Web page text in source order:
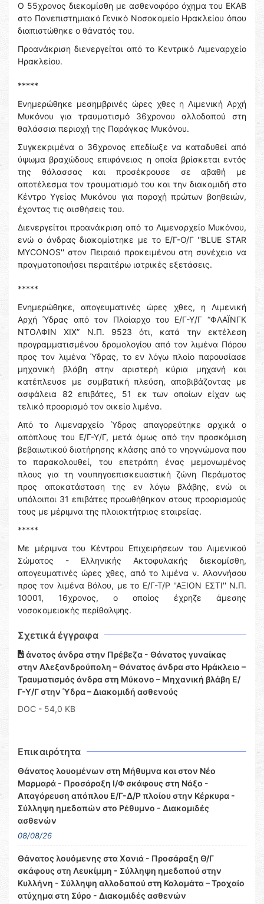
Ο 55χρονος διεκομίσθη με ασθενοφόρο όχημα του ΕΚΑΒ
στο Πανεπιστημιακό Γενικό Νοσοκομείο Ηρακλείου όπου
διαπιστώθηκε ο θάνατός του.
Προανάκριση διενεργείται από το Κεντρικό Λιμεναρχείο
Ηρακλείου.
*****
Ενημερώθηκε μεσημβρινές ώρες χθες η Λιμενική Αρχή
Μυκόνου για τραυματισμό 36χρονου αλλοδαπού στη
θαλάσσια περιοχή της Παράγκας Μυκόνου.
Συγκεκριμένα ο 36χρονος επεδίωξε να καταδυθεί από
ύψωμα βραχώδους επιφάνειας η οποία βρίσκεται εντός
της θάλασσας και προσέκρουσε σε αβαθή με
αποτέλεσμα τον τραυματισμό του και την διακομιδή στο
Κέντρο Υγείας Μυκόνου για παροχή πρώτων βοηθειών,
έχοντας τις αισθήσεις του.
Διενεργείται προανάκριση από το Λιμεναρχείο Μυκόνου,
ενώ ο άνδρας διακομίστηκε με το Ε/Γ-Ο/Γ ''BLUE STAR
MYCONOS'' στον Πειραιά προκειμένου στη συνέχεια να
πραγματοποιήσει περαιτέρω ιατρικές εξετάσεις.
*****
Ενημερώθηκε, απογευματινές ώρες χθες, η Λιμενική
Αρχή Ύδρας από τον Πλοίαρχο του Ε/Γ-Υ/Γ “ΦΛΑΪΝΓΚ
ΝΤΟΛΦΙΝ ΧΙΧ” Ν.Π. 9523 ότι, κατά την εκτέλεση
προγραμματισμένου δρομολογίου από τον λιμένα Πόρου
προς τον λιμένα Ύδρας, το εν λόγω πλοίο παρουσίασε
μηχανική βλάβη στην αριστερή κύρια μηχανή και
κατέπλευσε με συμβατική πλεύση, αποβιβάζοντας με
ασφάλεια 82 επιβάτες, 51 εκ των οποίων είχαν ως
τελικό προορισμό τον οικείο λιμένα.
Από το Λιμεναρχείο Ύδρας απαγορεύτηκε αρχικά ο
απόπλους του Ε/Γ-Υ/Γ, μετά όμως από την προσκόμιση
βεβαιωτικού διατήρησης κλάσης από το νηογνώμονα που
το παρακολουθεί, του επετράπη ένας μεμονωμένος
πλους για τη ναυπηγοεπισκευαστική ζώνη Περάματος
προς αποκατάσταση της εν λόγω βλάβης, ενώ οι
υπόλοιποι 31 επιβάτες προωθήθηκαν στους προορισμούς
τους με μέριμνα της πλοιοκτήτριας εταιρείας.
*****
Με μέριμνα του Κέντρου Επιχειρήσεων του Λιμενικού
Σώματος - Ελληνικής Ακτοφυλακής διεκομίσθη,
απογευματινές ώρες χθες, από το λιμένα ν. Αλοννήσου
προς τον λιμένα Βόλου, με το Ε/Γ-Τ/Ρ ''ΑΞΙΟΝ ΕΣΤΙ'' Ν.Π.
10001, 16χρονος, ο οποίος έχρηζε άμεσης
νοσοκομειακής περίθαλψης.
Σχετικά έγγραφα
άνατος άνδρα στην Πρέβεζα - Θάνατος γυναίκας
στην Αλεξανδρούπολη – Θάνατος άνδρα στο Ηράκλειο –
Τραυματισμός άνδρα στη Μύκονο – Μηχανική βλάβη Ε/
Γ-Υ/Γ στην Ύδρα – Διακομιδή ασθενούς
DOC - 54,0 KB
Επικαιρότητα
Θάνατος λουομένων στη Μήθυμνα και στον Νέο
Μαρμαρά - Προσάραξη Ι/Φ σκάφους στη Νάξο -
Απαγόρευση απόπλου Ε/Γ-Δ/Ρ πλοίου στην Κέρκυρα -
Σύλληψη ημεδαπών στο Ρέθυμνο - Διακομιδές
ασθενών
08/08/26
Θάνατος λουόμενης στα Χανιά - Προσάραξη Θ/Γ
σκάφους στη Λευκίμμη - Σύλληψη ημεδαπού στην
Κυλλήνη - Σύλληψη αλλοδαπού στη Καλαμάτα – Τροχαίο
ατύχημα στη Σύρο - Διακομιδές ασθενών